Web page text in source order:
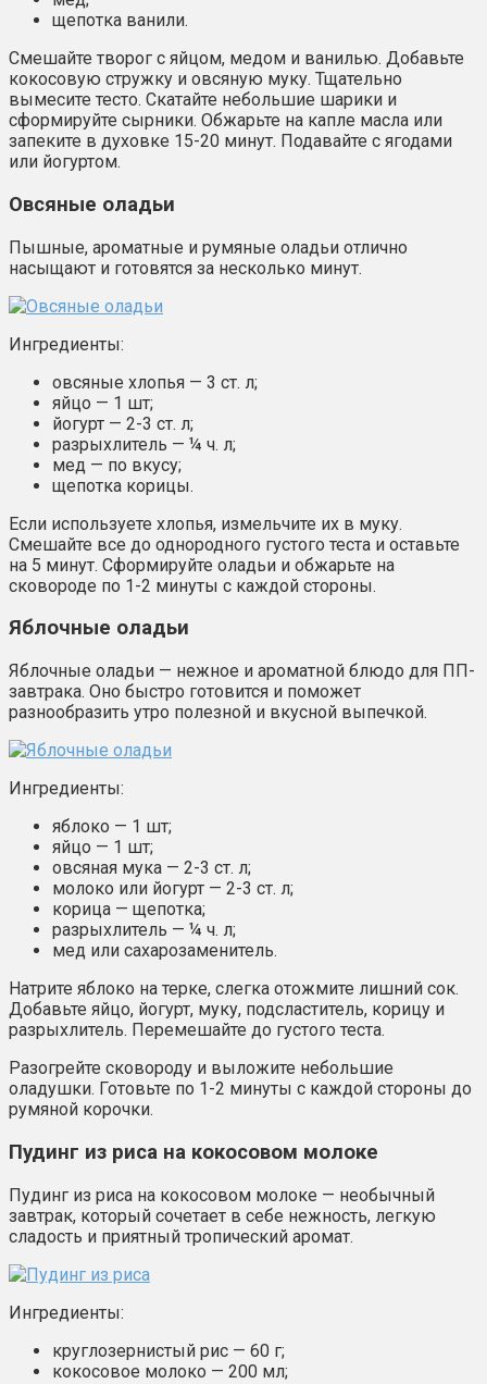
щепотка ванили.
Смешайте творог с яйцом, медом и ванилью. Добавьте
кокосовую стружку и овсяную муку. Тщательно
вымесите тесто. Скатайте небольшие шарики и
сформируйте сырники. Обжарьте на капле масла или
запеките в духовке 15-20 минут. Подавайте с ягодами
или йогуртом.
Овсяные оладьи
Пышные, ароматные и румяные оладьи отлично
насыщают и готовятся за несколько минут.
Ингредиенты:
овсяные хлопья — 3 ст. л;
яйцо — 1 шт;
йогурт — 2-3 ст. л;
разрыхлитель — ¼ ч. л;
мед — по вкусу;
щепотка корицы.
Если используете хлопья, измельчите их в муку.
Смешайте все до однородного густого теста и оставьте
на 5 минут. Сформируйте оладьи и обжарьте на
сковороде по 1-2 минуты с каждой стороны.
Яблочные оладьи
Яблочные оладьи — нежное и ароматной блюдо для ПП-
завтрака. Оно быстро готовится и поможет
разнообразить утро полезной и вкусной выпечкой.
Ингредиенты:
яблоко — 1 шт;
яйцо — 1 шт;
овсяная мука — 2-3 ст. л;
молоко или йогурт — 2-3 ст. л;
корица — щепотка;
разрыхлитель — ¼ ч. л;
мед или сахарозаменитель.
Натрите яблоко на терке, слегка отожмите лишний сок.
Добавьте яйцо, йогурт, муку, подсластитель, корицу и
разрыхлитель. Перемешайте до густого теста.
Разогрейте сковороду и выложите небольшие
оладушки. Готовьте по 1-2 минуты с каждой стороны до
румяной корочки.
Пудинг из риса на кокосовом молоке
Пудинг из риса на кокосовом молоке — необычный
завтрак, который сочетает в себе нежность, легкую
сладость и приятный тропический аромат.
Ингредиенты:
круглозернистый рис — 60 г;
кокосовое молоко — 200 мл;